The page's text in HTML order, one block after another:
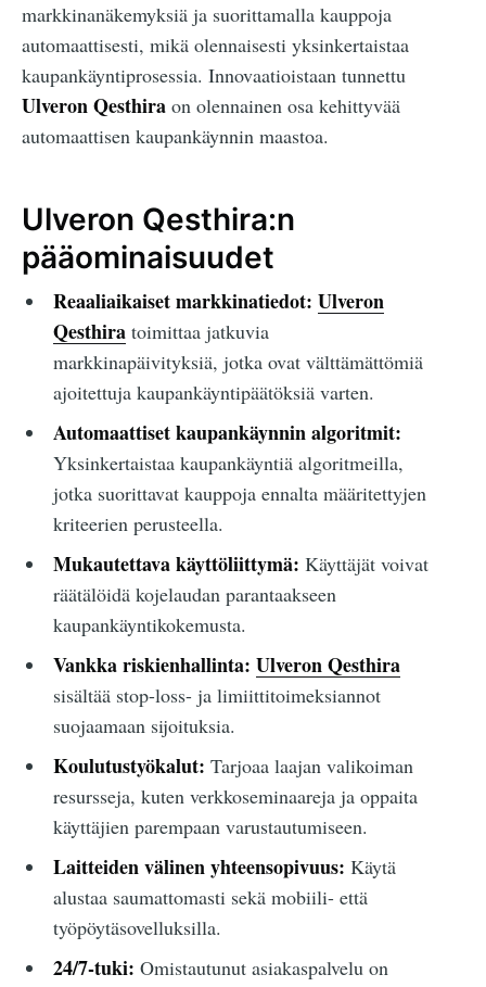
markkinanäkemyksiä ja suorittamalla kauppoja
automaattisesti, mikä olennaisesti yksinkertaistaa
kaupankäyntiprosessia. Innovaatioistaan tunnettu
Ulveron Qesthira on olennainen osa kehittyvää
automaattisen kaupankäynnin maastoa.
Ulveron Qesthira:n
pääominaisuudet
Reaaliaikaiset markkinatiedot: Ulveron
Qesthiratoimittaa jatkuvia
markkinapäivityksiä, jotka ovat välttämättömiä
ajoitettuja kaupankäyntipäätöksiä varten.
Automaattiset kaupankäynnin algoritmit:
Yksinkertaistaa kaupankäyntiä algoritmeilla,
jotka suorittavat kauppoja ennalta määritettyjen
kriteerien perusteella.
Mukautettava käyttöliittymä: Käyttäjät voivat
räätälöidä kojelaudan parantaakseen
kaupankäyntikokemusta.
Vankka riskienhallinta: Ulveron Qesthira
sisältää stop-loss- ja limiittitoimeksiannot
suojaamaan sijoituksia.
Koulutustyökalut: Tarjoaa laajan valikoiman
resursseja, kuten verkkoseminaareja ja oppaita
käyttäjien parempaan varustautumiseen.
Laitteiden välinen yhteensopivuus: Käytä
alustaa saumattomasti sekä mobiili- että
työpöytäsovelluksilla.
24/7-tuki: Omistautunut asiakaspalvelu on